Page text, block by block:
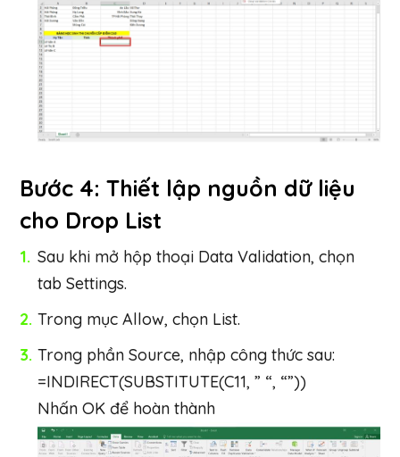
Bước 4: Thiết lập nguồn dữ liệu
cho Drop List
Sau khi mở hộp thoại Data Validation, chọn
tab Settings.
Trong mục Allow, chọn List.
Trong phần Source, nhập công thức sau:
=INDIRECT(SUBSTITUTE(C11, ” “, “”))
Nhấn OK để hoàn thành